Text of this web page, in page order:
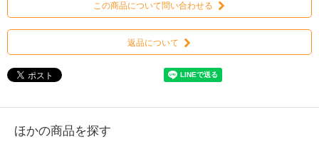
この商品について問い合わせる
返品について
ほかの商品を探す